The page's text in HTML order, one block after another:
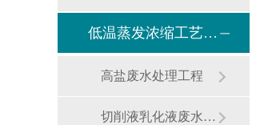
低温蒸发浓缩工艺方案
高盐废水处理工程
切削液乳化液废水处理工艺